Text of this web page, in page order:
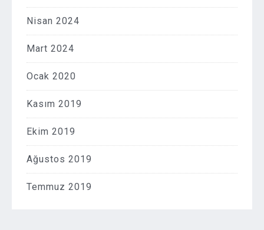
Nisan 2024
Mart 2024
Ocak 2020
Kasım 2019
Ekim 2019
Ağustos 2019
Temmuz 2019